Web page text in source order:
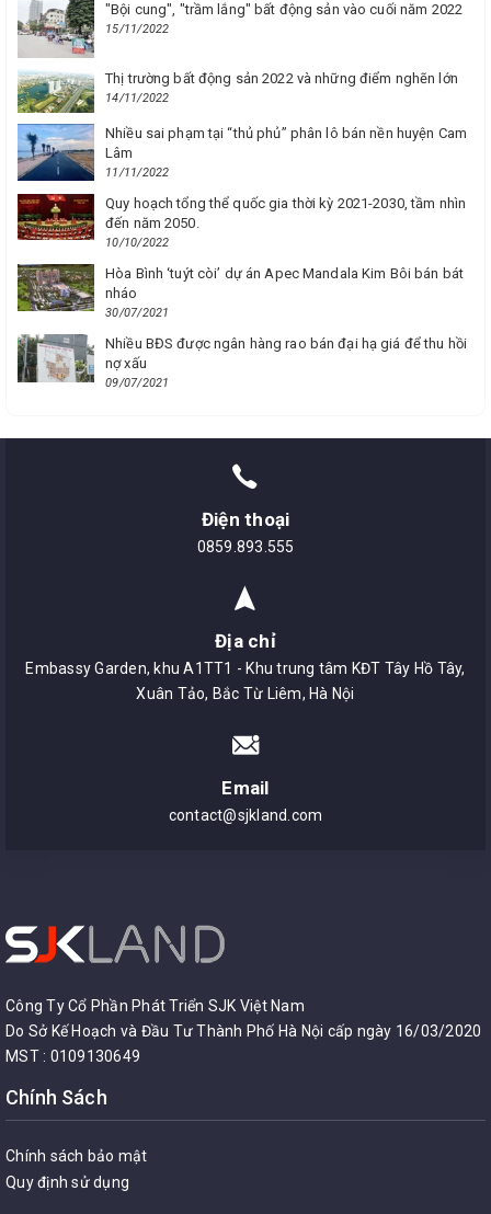
"Bội cung", "trầm lắng" bất động sản vào cuối năm 2022
15/11/2022
Thị trường bất động sản 2022 và những điểm nghẽn lớn
14/11/2022
Nhiều sai phạm tại “thủ phủ” phân lô bán nền huyện Cam
Lâm
11/11/2022
Quy hoạch tổng thể quốc gia thời kỳ 2021-2030, tầm nhìn
đến năm 2050.
10/10/2022
Hòa Bình ‘tuýt còi’ dự án Apec Mandala Kim Bôi bán bát
nháo
30/07/2021
Nhiều BĐS được ngân hàng rao bán đại hạ giá để thu hồi
nợ xấu
09/07/2021
Điện thoại
0859.893.555
Địa chỉ
Embassy Garden, khu A1TT1 - Khu trung tâm KĐT Tây Hồ Tây,
Xuân Tảo, Bắc Từ Liêm, Hà Nội
Email
contact@sjkland.com
Công Ty Cổ Phần Phát Triển SJK Việt Nam
Do Sở Kế Hoạch và Đầu Tư Thành Phố Hà Nội cấp ngày 16/03/2020
MST : 0109130649
Chính Sách
Chính sách bảo mật
Quy định sử dụng